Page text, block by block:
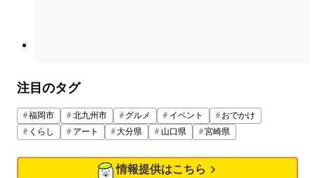
注目のタグ
福岡市 北九州市 グルメ イベント
おでかけ
くらし
アート 大分県 山口県 宮崎県
情報提供はこちら